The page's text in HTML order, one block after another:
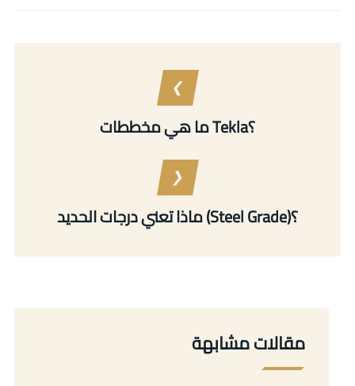
ما هي مخططات Tekla؟
ماذا تعني درجات الحديد (Steel Grade)؟
مقالات مشابهة